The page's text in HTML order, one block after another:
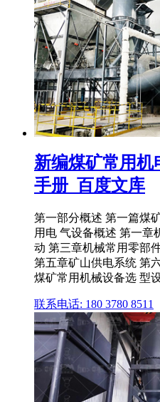
新编煤矿常用机
手册_百度文库
第一部分概述 第一篇煤
用电 气设备概述 第一章
动 第三章机械常用零部
第五章矿山供电系统 第
煤矿常用机械设备选 型
联系电话: 180 3780 8511